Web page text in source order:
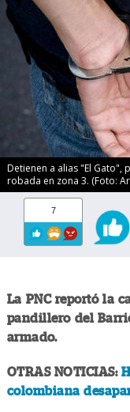
Detienen a alias "El
robada en zona 3. (Foto:
7
La PNC reportó la
pandillero del
armado.
OTRAS NOTICIAS:
colombiana